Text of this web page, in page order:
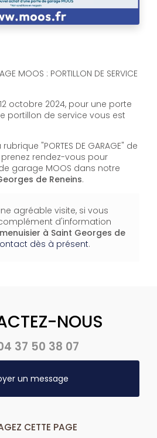
MOOS : PORTILLON DE SERVICE
octobre 2024, pour une porte
portillon de service vous est
"PORTES DE GARAGE" de
rendez-vous pour
garage MOOS dans notre
de Reneins.
agréable visite, si vous
d'information
menuisier à Saint Georges de
dès à présent.
NOUS
37 50 38 07
un message
CETTE PAGE